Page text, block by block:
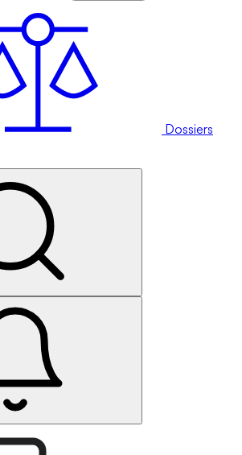
Dossiers